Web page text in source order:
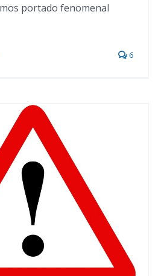
portado fenomenal
6
para estar
en Internet –
y alertas